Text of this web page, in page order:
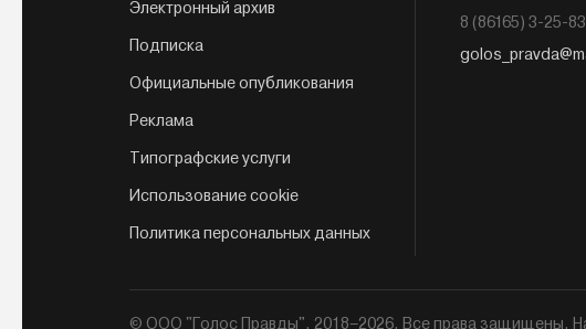
Электронный архив
Подписка
Официальные опубликования
Реклама
Типографские услуги
Использование cookie
Политика персональных данных
8 (86165) 3-25-83
© ООО "Голос Правды", 2018–2026. Все права защищены.